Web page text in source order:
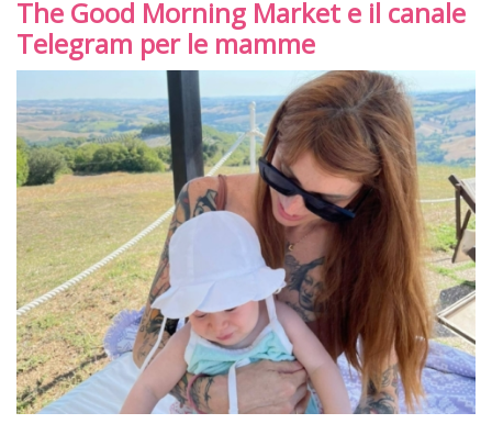
The Good Morning Market e il canale
Telegram per le mamme